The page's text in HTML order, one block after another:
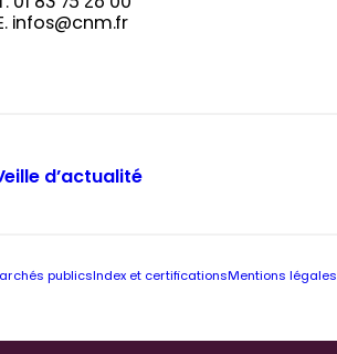
01 83 75 26 00
infos@cnm.fr
d’actualité
publicsIndex et certificationsMentions légales